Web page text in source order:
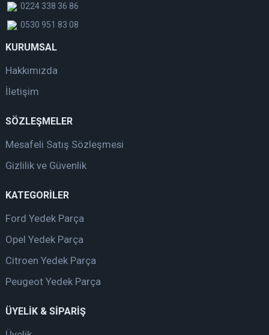
0224 338 36 86
0530 951 83 08
KURUMSAL
Hakkımızda
İletişim
SÖZLEŞMELER
Mesafeli Satış Sözleşmesi
Gizlilik ve Güvenlik
KATEGORİLER
Ford Yedek Parça
Opel Yedek Parça
Citroen Yedek Parça
Peugeot Yedek Parça
ÜYELİK & SİPARİŞ